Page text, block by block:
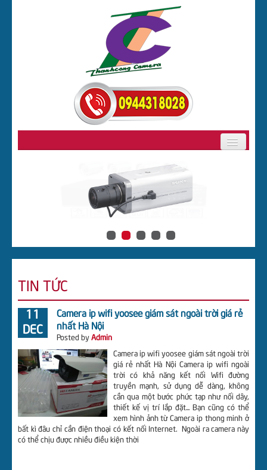
TIN TỨC
LIÊN HỆ CÔNG TY
DOWNLOAD
ĐẦU GHI HÌNH CVI BENCO
ĐẦU GHI HÌNH CVI DAHUA
TIN TỨC
11
DEC
Camera ip wifi yoosee giám sát ngoài trời giá rẻ
nhất Hà Nội
Posted by Admin
Camera ip wifi yoosee giám sát ngoài trời
giá rẻ nhất Hà Nội Camera ip wifi ngoài
trời có khả năng kết nối Wifi đường
truyền mạnh, sử dụng dễ dàng, không
cần qua một bước phức tạp như nối dây,
thiết kế vị trí lắp đặt... Bạn cũng có thể
xem hình ảnh từ Camera ip thong minh ở
bất kì đâu chỉ cần điện thoại có kết nối Internet. Ngoài ra camera này
có thể chịu được nhiều điều kiện thời